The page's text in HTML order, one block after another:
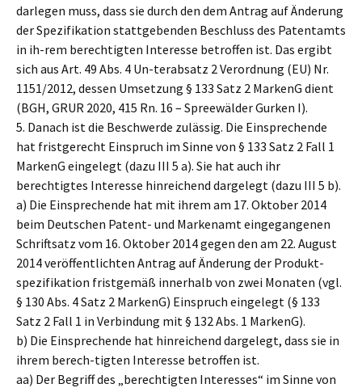
darlegen muss, dass sie durch den dem Antrag auf Änderung
der Spezifikation stattgebenden Beschluss des Patentamts
in ih-rem berechtigten Interesse betroffen ist. Das ergibt
sich aus Art. 49 Abs. 4 Un-terabsatz 2 Verordnung (EU) Nr.
1151/2012, dessen Umsetzung § 133 Satz 2 MarkenG dient
(BGH, GRUR 2020, 415 Rn. 16 – Spreewälder Gurken I).
5. Danach ist die Beschwerde zulässig. Die Einsprechende
hat fristgerecht Einspruch im Sinne von § 133 Satz 2 Fall 1
MarkenG eingelegt (dazu III 5 a). Sie hat auch ihr
berechtigtes Interesse hinreichend dargelegt (dazu III 5 b).
a) Die Einsprechende hat mit ihrem am 17. Oktober 2014
beim Deutschen Patent- und Markenamt eingegangenen
Schriftsatz vom 16. Oktober 2014 gegen den am 22. August
2014 veröffentlichten Antrag auf Änderung der Produkt-
spezifikation fristgemäß innerhalb von zwei Monaten (vgl.
§ 130 Abs. 4 Satz 2 MarkenG) Einspruch eingelegt (§ 133
Satz 2 Fall 1 in Verbindung mit § 132 Abs. 1 MarkenG).
b) Die Einsprechende hat hinreichend dargelegt, dass sie in
ihrem berech-tigten Interesse betroffen ist.
aa) Der Begriff des „berechtigten Interesses“ im Sinne von